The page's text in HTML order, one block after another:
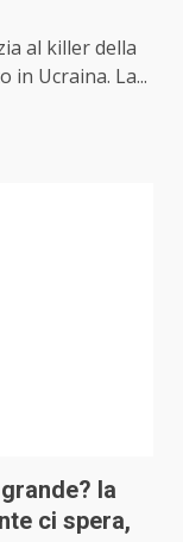
al killer della
in Ucraina. La...
la
ci spera,